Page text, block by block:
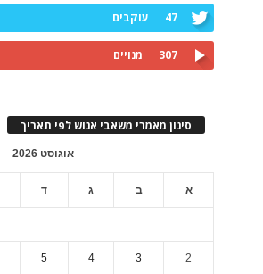
47 עוקבים
307 מנויים
סינון מאמרי משאבי אנוש לפי תאריך
אוגוסט 2026
א ב ג ד
2
3
4
5